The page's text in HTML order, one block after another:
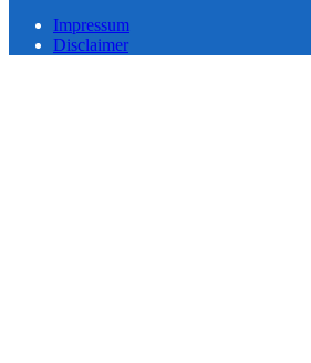
Impressum
Disclaimer